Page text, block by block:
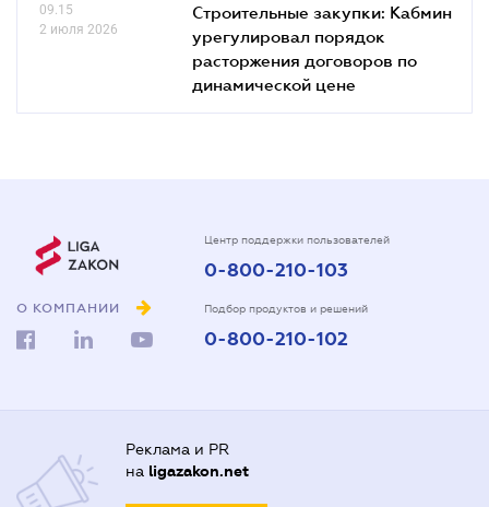
09.15
2 июля 2026
Строительные закупки: Кабмин
урегулировал порядок
расторжения договоров по
динамической цене
О КОМПАНИИ
Центр поддержки пользователей
0-800-210-103
Подбор продуктов и решений
0-800-210-102
Реклама и PR
на ligazakon.net